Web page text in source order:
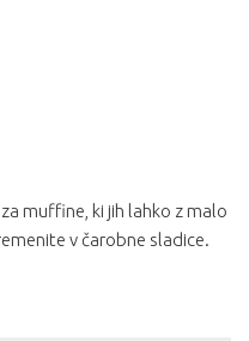
muffine, ki jih lahko z malo
v čarobne sladice.